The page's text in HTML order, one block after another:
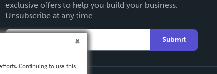
exclusive offers to help you build your business.
Unsubscribe at any time.
Submit
Continuing to use this